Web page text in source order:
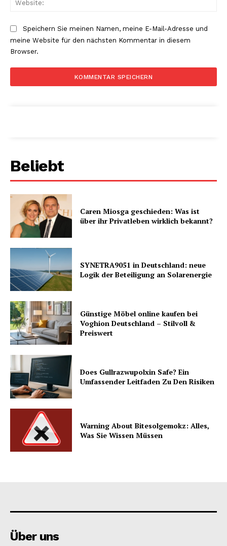
Speichern Sie meinen Namen, meine E-Mail-Adresse und
meine Website für den nächsten Kommentar in diesem
Browser.
Beliebt
Caren Miosga geschieden: Was ist
über ihr Privatleben wirklich bekannt?
SYNETRA9051 in Deutschland: neue
Logik der Beteiligung an Solarenergie
Günstige Möbel online kaufen bei
Voghion Deutschland – Stilvoll &
Preiswert
Does Gullrazwupolxin Safe? Ein
Umfassender Leitfaden Zu Den Risiken
Warning About Bitesolgemokz: Alles,
Was Sie Wissen Müssen
Über uns